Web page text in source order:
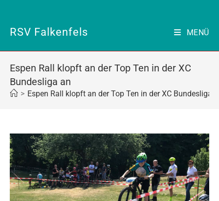
springen
RSV Falkenfels MENÜ
Espen Rall klopft an der Top Ten in der XC
Bundesliga an
> Espen Rall klopft an der Top Ten in der XC Bundesliga